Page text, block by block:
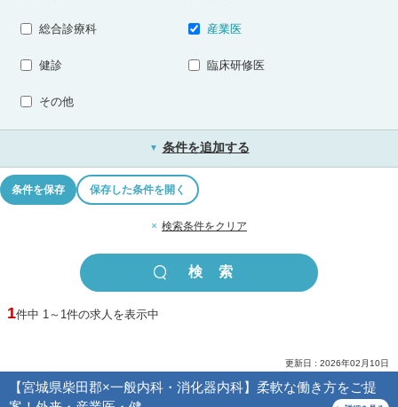
総合診療科 産業医
健診 臨床研修医
その他
▼ 条件を追加する
条件を保存 保存した条件を開く
× 検索条件をクリア
1件中 1～1件の求人を表示中
更新日 : 2026年02月10日
【宮城県柴田郡×一般内科・消化器内科】柔軟な働き方をご提